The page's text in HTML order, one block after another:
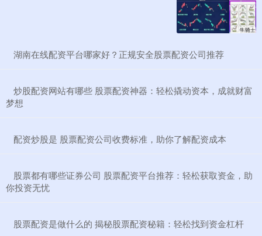
​湖南在线配资平台哪家好？正规安全股票配资公司推荐
​炒股配资网站有哪些 股票配资神器：轻松撬动资本，成就财富
梦想
​配资炒股是 股票配资公司收费标准，助你了解配资成本
​股票都有哪些证券公司 股票配资平台推荐：轻松获取资金，助
你投资无忧
​股票配资是做什么的 揭秘股票配资秘籍：轻松找到资金杠杆